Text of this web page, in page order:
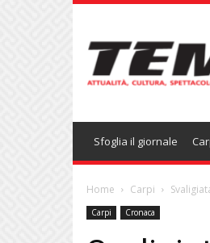
Sfoglia il giornale
Home Carpi
Carpi Cronaca